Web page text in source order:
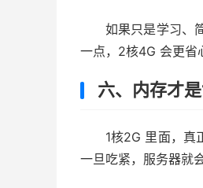
如果只是学习、
一点，2核4G 会更省
六、内存才
1核2G 里面，真
一旦吃紧，服务器就